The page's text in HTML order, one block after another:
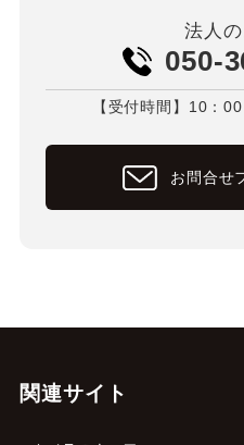
法人
050-
【受付時間】10：
お問合せ
関連サイト